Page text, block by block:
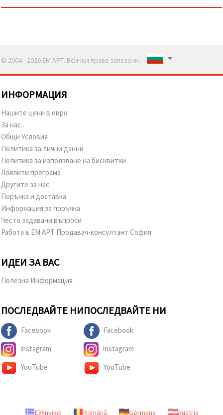
© 2004 - 2026 ЕМ АРТ. Всички права запазени..
ИНФОРМАЦИЯ
Нашите цени в евро
За нас
Общи Условия
Политика за лични данни
Политика за използване на бисквитки
Лоялити програма
Другите за нас
Поръчка и доставка
Информация за поръчка
Често задавани въпроси
Работа в ЕМ АРТ Продавач-консултант София
ИДЕИ ЗА ВАС
Полезна Информация
ПОСЛЕДВАЙТЕ НИ
Facebook
Instagram
YouTube
ПОСЛЕДВАЙТЕ НИ
Facebook
Instagram
YouTube
Ελληνικά Română Germany Austria